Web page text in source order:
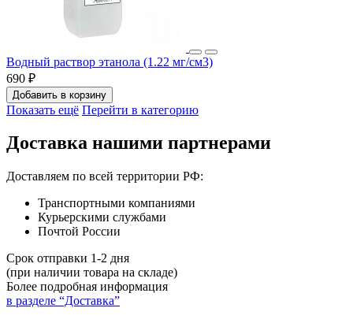
Водный раствор этанола (1.22 мг/см3)
690 ₽
Добавить в корзину
Показать ещё Перейти в категорию
Доставка нашими партнерами
Доставляем по всей территории РФ:
Транспортными компаниями
Курьерскими службами
Почтой России
Срок отправки 1-2 дня
(при наличии товара на складе)
Более подробная информация
в разделе “Доставка”